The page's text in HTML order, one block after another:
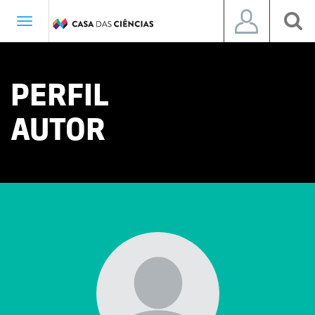
Toggle
PERFIL
AUTOR